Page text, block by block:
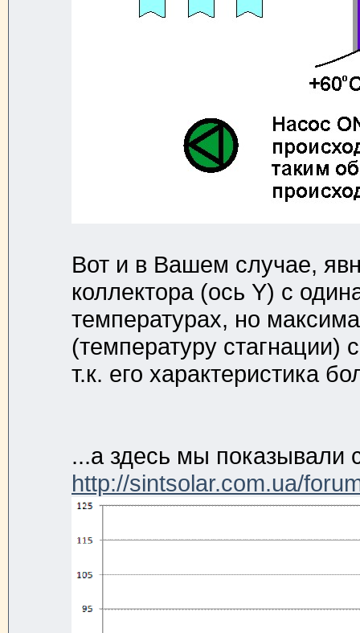
Вот и в Вашем случае,
коллектора (ось Y) с
температурах, но
(температуру стагнации)
т.к. его характеристика
...а здесь мы показывали
http://sintsolar.com.ua/